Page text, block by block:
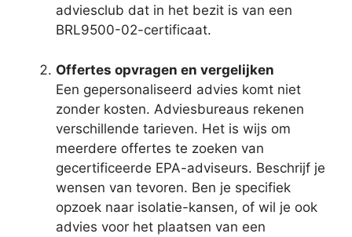
adviesclub dat in het bezit is van een
BRL9500-02-certificaat.
Offertes opvragen en vergelijken
Een gepersonaliseerd advies komt niet
zonder kosten. Adviesbureaus rekenen
verschillende tarieven. Het is wijs om
meerdere offertes te zoeken van
gecertificeerde EPA-adviseurs. Beschrijf je
wensen van tevoren. Ben je specifiek
opzoek naar isolatie-kansen, of wil je ook
advies voor het plaatsen van een